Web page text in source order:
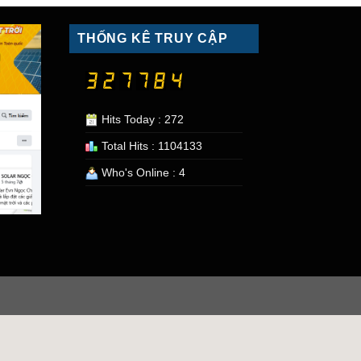
THỐNG KÊ TRUY CẬP
Hits Today : 272
Total Hits : 1104133
Who's Online : 4